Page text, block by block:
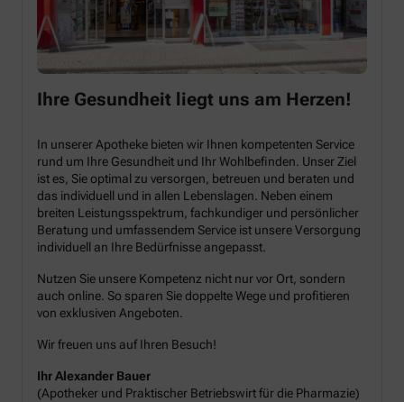
Ihre Gesundheit liegt uns am Herzen!
In unserer Apotheke bieten wir Ihnen kompetenten Service
rund um Ihre Gesundheit und Ihr Wohlbefinden. Unser Ziel
ist es, Sie optimal zu versorgen, betreuen und beraten und
das individuell und in allen Lebenslagen. Neben einem
breiten Leistungsspektrum, fachkundiger und persönlicher
Beratung und umfassendem Service ist unsere Versorgung
individuell an Ihre Bedürfnisse angepasst.
Nutzen Sie unsere Kompetenz nicht nur vor Ort, sondern
auch online. So sparen Sie doppelte Wege und profitieren
von exklusiven Angeboten.
Wir freuen uns auf Ihren Besuch!
Ihr Alexander Bauer
(Apotheker und Praktischer Betriebswirt für die Pharmazie)